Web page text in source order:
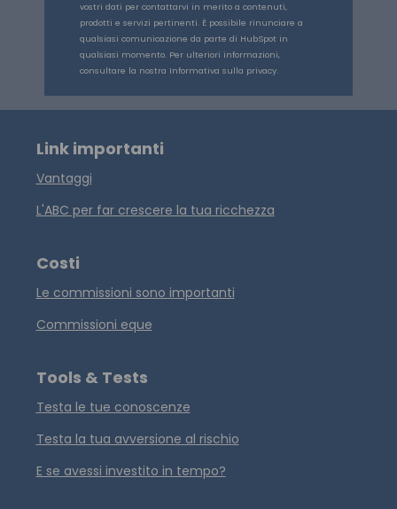
vostri dati per contattarvi in merito a contenuti,
prodotti e servizi pertinenti. È possibile rinunciare a
qualsiasi comunicazione da parte di HubSpot in
qualsiasi momento. Per ulteriori informazioni,
consultare la nostra Informativa sulla privacy.
Link importanti
Vantaggi
L'ABC per far crescere la tua ricchezza
Costi
Le commissioni sono importanti
Commissioni eque
Tools & Tests
Testa le tue conoscenze
Testa la tua avversione al rischio
E se avessi investito in tempo?